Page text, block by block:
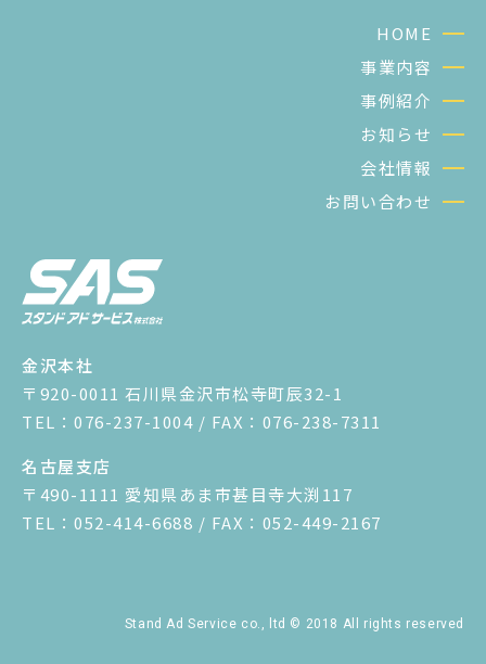
HOME
事業内容
事例紹介
お知らせ
会社情報
お問い合わせ
金沢本社
〒920-0011 石川県金沢市松寺町辰32-1
TEL：076-237-1004 / FAX：076-238-7311
名古屋支店
〒490-1111 愛知県あま市甚目寺大渕117
TEL：052-414-6688 / FAX：052-449-2167
Stand Ad Service co., ltd © 2018 All rights reserved